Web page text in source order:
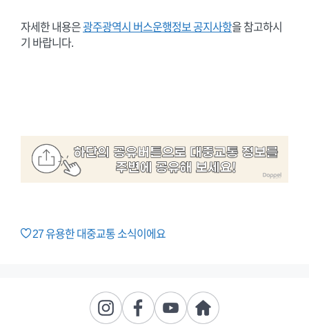
자세한 내용은광주광역시 버스운행정보 공지사항을 참고하시
기 바랍니다.
27유용한 대중교통 소식이에요